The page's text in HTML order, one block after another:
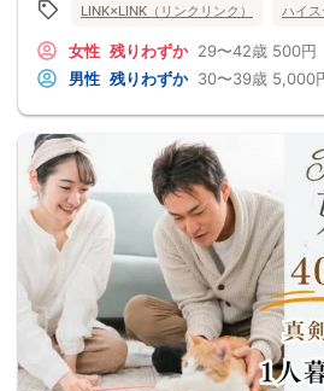
LINK×LINK（リンクリンク） ハイ
女性 残りわずか 29〜42歳 500円
男性 残りわずか 30〜39歳 5,000